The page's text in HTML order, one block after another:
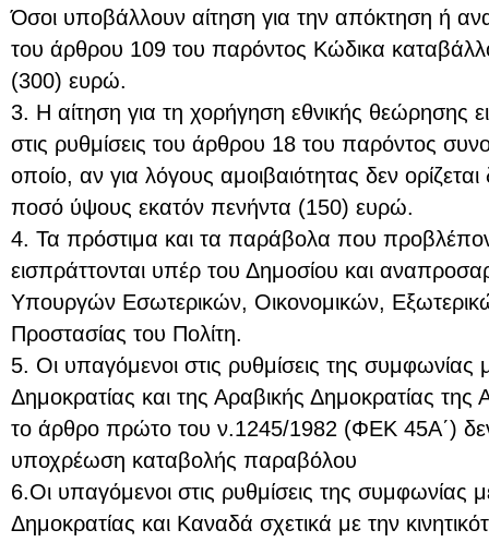
Όσοι υποβάλλουν αίτηση για την απόκτηση ή
του άρθρου 109 του παρόντος Κώδικα
(300) ευρώ.
3. Η αίτηση για τη χορήγηση εθνικής θεώρησης
στις ρυθμίσεις του άρθρου 18 του παρόντος
οποίο, αν για λόγους αμοιβαιότητας δεν ορίζεται
ποσό ύψους εκατόν πενήντα (150) ευρώ.
4. Τα πρόστιμα και τα παράβολα που
εισπράττονται υπέρ του Δημοσίου και
Υπουργών Εσωτερικών, Οικονομικών,
Προστασίας του Πολίτη.
5. Οι υπαγόμενοι στις ρυθμίσεις της συμφωνίας
Δημοκρατίας και της Αραβικής Δημοκρατίας
το άρθρο πρώτο του ν.1245/1982 (ΦΕΚ 45Α΄) δεν
υποχρέωση καταβολής παραβόλου
6.Οι υπαγόμενοι στις ρυθμίσεις της συμφωνίας
Δημοκρατίας και Καναδά σχετικά με την